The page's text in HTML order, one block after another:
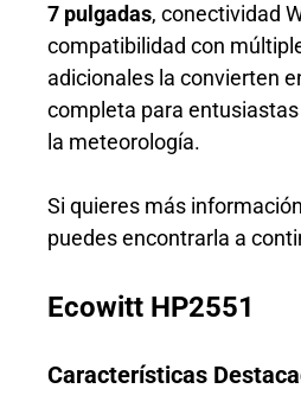
7 pulgadas, conectividad
compatibilidad con
adicionales la convierten
completa para
la meteorología.
Si quieres más
puedes encontrarla a
Ecowitt HP2551
Características